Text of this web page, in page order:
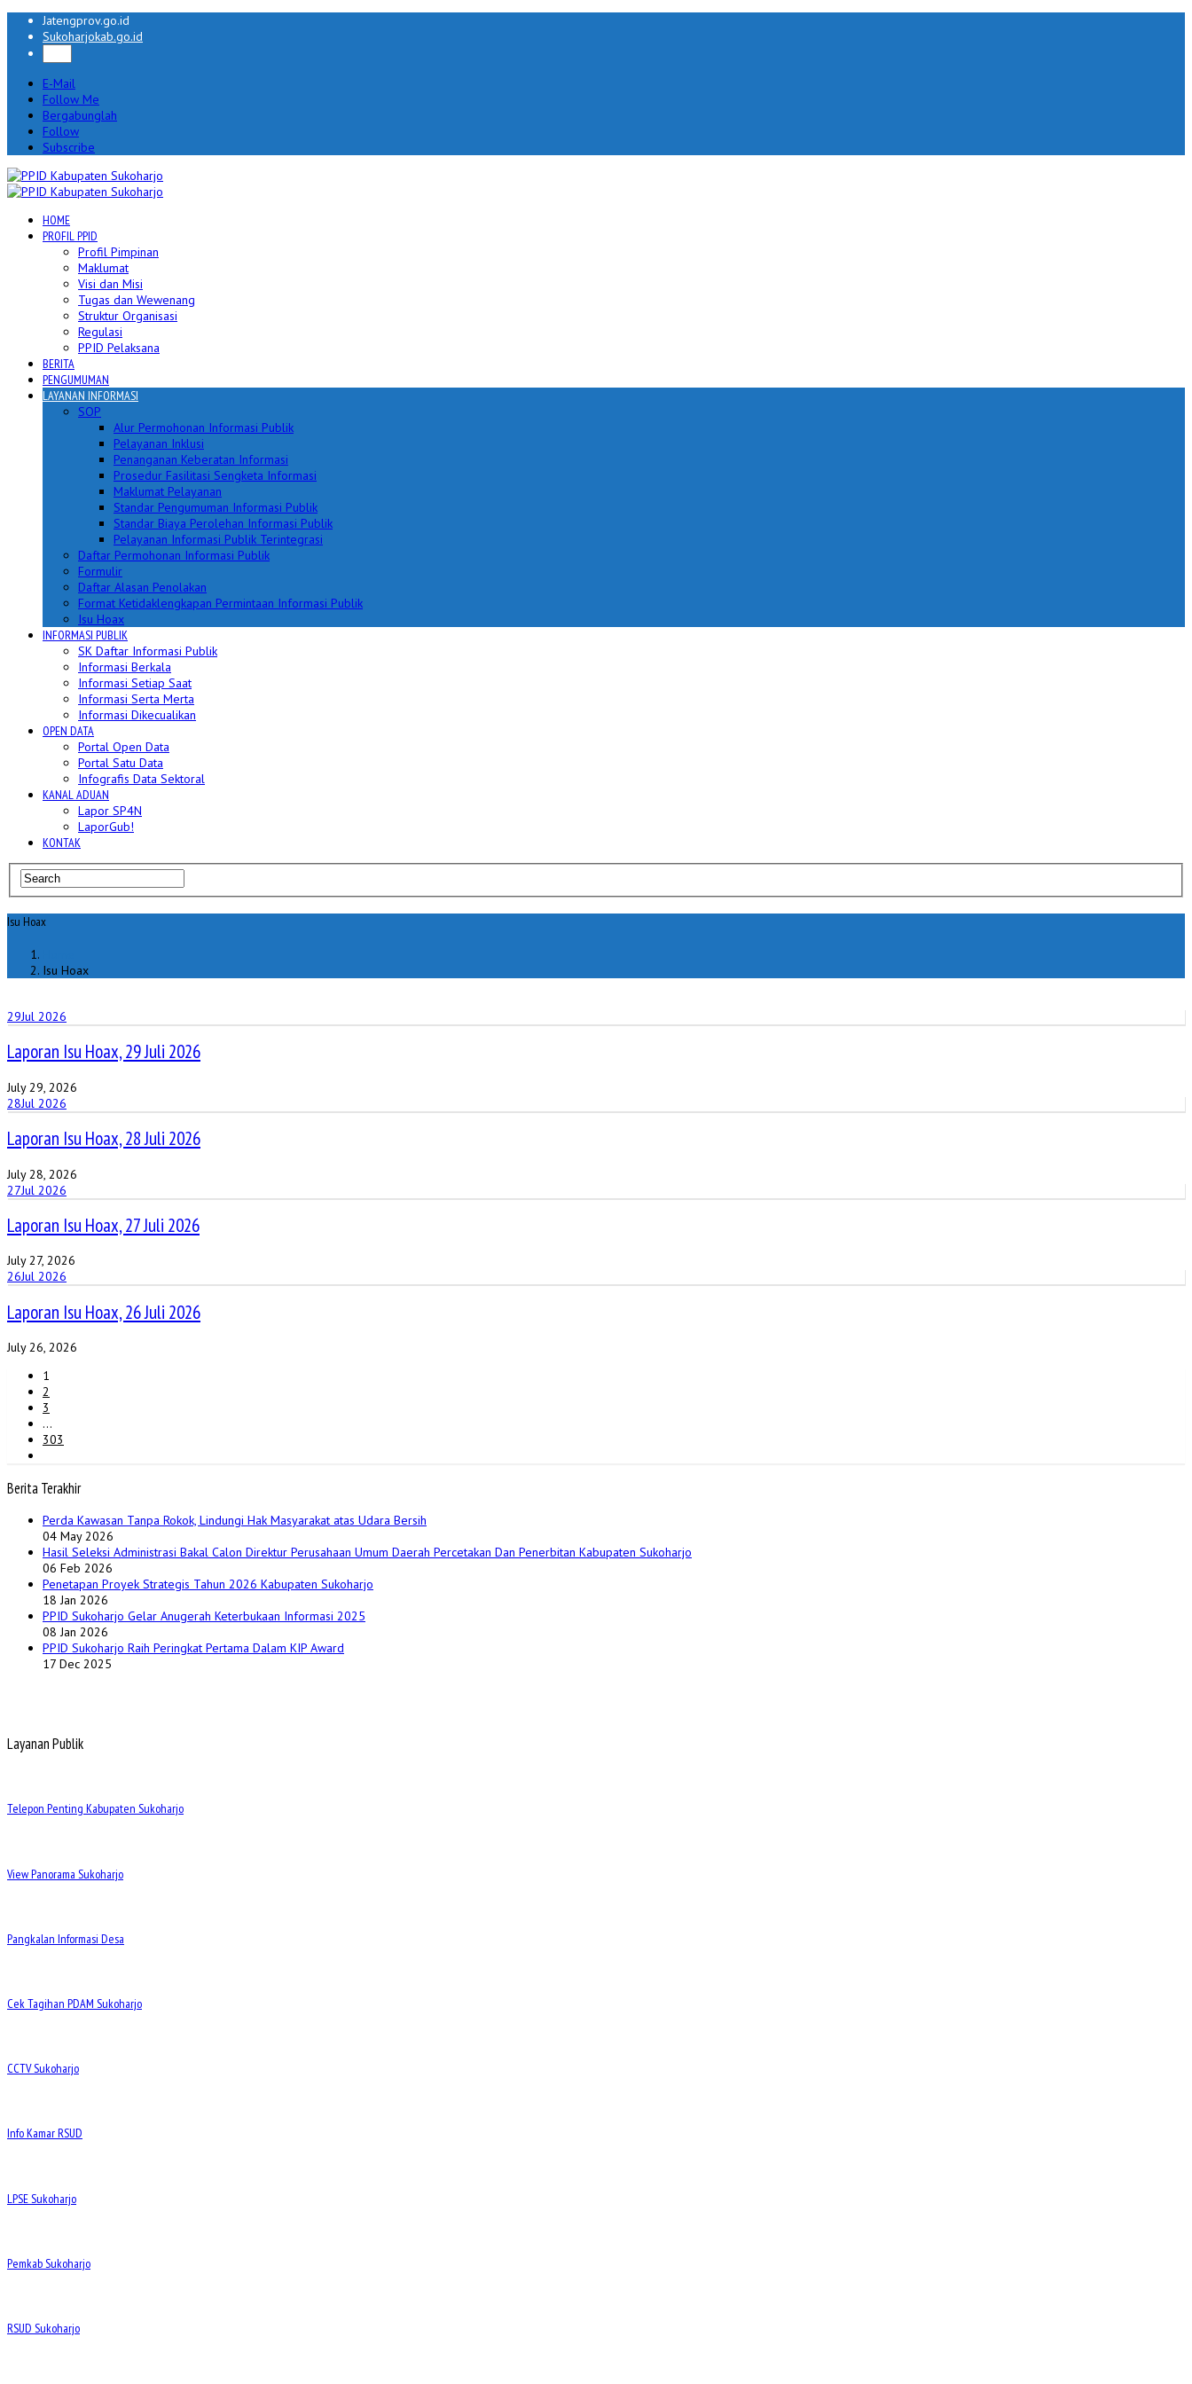
Jatengprov.go.id
Sukoharjokab.go.id
E-Mail
Follow Me
Bergabunglah
Follow
Subscribe
HOME
PROFIL PPID
Profil Pimpinan
Maklumat
Visi dan Misi
Tugas dan Wewenang
Struktur Organisasi
Regulasi
PPID Pelaksana
BERITA
PENGUMUMAN
LAYANAN INFORMASI
SOP
Alur Permohonan Informasi Publik
Pelayanan Inklusi
Penanganan Keberatan Informasi
Prosedur Fasilitasi Sengketa Informasi
Maklumat Pelayanan
Standar Pengumuman Informasi Publik
Standar Biaya Perolehan Informasi Publik
Pelayanan Informasi Publik Terintegrasi
Daftar Permohonan Informasi Publik
Formulir
Daftar Alasan Penolakan
Format Ketidaklengkapan Permintaan Informasi Publik
Isu Hoax
INFORMASI PUBLIK
SK Daftar Informasi Publik
Informasi Berkala
Informasi Setiap Saat
Informasi Serta Merta
Informasi Dikecualikan
OPEN DATA
Portal Open Data
Portal Satu Data
Infografis Data Sektoral
KANAL ADUAN
Lapor SP4N
LaporGub!
KONTAK
Isu Hoax
Isu Hoax
29Jul 2026
Laporan Isu Hoax, 29 Juli 2026
July 29, 2026
28Jul 2026
Laporan Isu Hoax, 28 Juli 2026
July 28, 2026
27Jul 2026
Laporan Isu Hoax, 27 Juli 2026
July 27, 2026
26Jul 2026
Laporan Isu Hoax, 26 Juli 2026
July 26, 2026
1
2
3
…
303
Berita Terakhir
Perda Kawasan Tanpa Rokok, Lindungi Hak Masyarakat atas Udara Bersih
04 May 2026
Hasil Seleksi Administrasi Bakal Calon Direktur Perusahaan Umum Daerah Percetakan Dan Penerbitan Kabupaten Sukoharjo
06 Feb 2026
Penetapan Proyek Strategis Tahun 2026 Kabupaten Sukoharjo
18 Jan 2026
PPID Sukoharjo Gelar Anugerah Keterbukaan Informasi 2025
08 Jan 2026
PPID Sukoharjo Raih Peringkat Pertama Dalam KIP Award
17 Dec 2025
Layanan Publik
Telepon Penting Kabupaten Sukoharjo
View Panorama Sukoharjo
Pangkalan Informasi Desa
Cek Tagihan PDAM Sukoharjo
CCTV Sukoharjo
Info Kamar RSUD
LPSE Sukoharjo
Pemkab Sukoharjo
RSUD Sukoharjo